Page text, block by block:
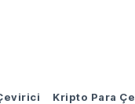
Kripto Para